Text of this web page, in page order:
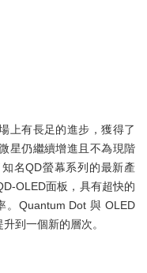
上有長足的進步，獲得了
星仍繼續增進且不為現階
名QD螢幕系列的最新產
OLED面板，具有超快的
。Quantum Dot 與 OLED
到一個新的層次。